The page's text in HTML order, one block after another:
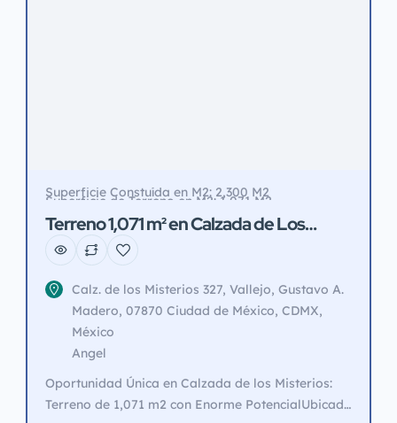
Superficie Constuída en M2: 2,300 M2
Superficie de Terreno en M2: 1,071 M2
Terreno 1,071 m² en Calzada de Los
Misterios, con gran potencial
Calz. de los Misterios 327, Vallejo, Gustavo A.
Madero, 07870 Ciudad de México, CDMX,
México
Angel
Oportunidad Única en Calzada de los Misterios:
Terreno de 1,071 m2 con Enorme PotencialUbicado